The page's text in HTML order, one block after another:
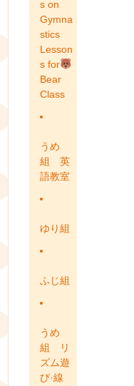
s on
Gymna
stics
Lesson
s for
Bear
Class
うめ
組 英
語教室
ゆり組
ふじ組
うめ
組 リ
ズム遊
び·線